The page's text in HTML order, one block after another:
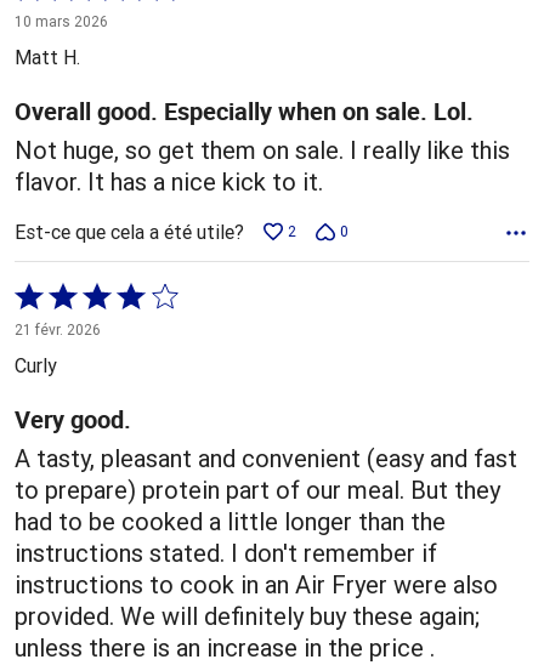
5 sur
5
10 mars 2026
Matt H.
Overall good. Especially when on sale. Lol.
Not huge, so get them on sale. I really like this
flavor. It has a nice kick to it.
Est-ce que cela a été utile? 2 0
Coté
4 sur
5
21 févr. 2026
Curly
Very good.
A tasty, pleasant and convenient (easy and fast
to prepare) protein part of our meal. But they
had to be cooked a little longer than the
instructions stated. I don't remember if
instructions to cook in an Air Fryer were also
provided. We will definitely buy these again;
unless there is an increase in the price .